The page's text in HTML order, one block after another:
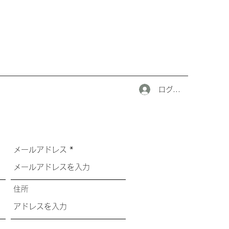
ログイン
メールアドレス
住所